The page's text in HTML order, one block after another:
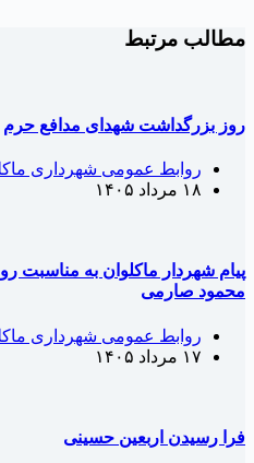
مرتبط
بزرگداشت شهدای مدافع حرم
روابط عمومی شهرداری
۱۸ مرداد ۱۴۰۵
شهردار ماکلوان به مناسبت
صارمی
روابط عمومی شهرداری
۱۷ مرداد ۱۴۰۵
رسیدن اربعین حسینی